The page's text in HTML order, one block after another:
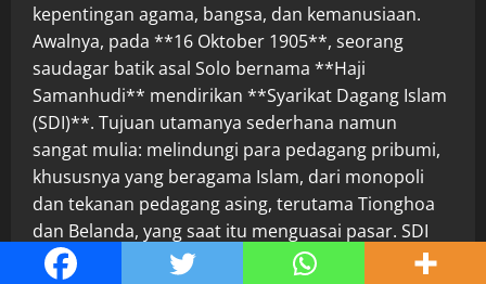
kepentingan agama, bangsa, dan kemanusiaan.
Awalnya, pada **16 Oktober 1905**, seorang
saudagar batik asal Solo bernama **Haji
Samanhudi** mendirikan **Syarikat Dagang Islam
(SDI)**. Tujuan utamanya sederhana namun
sangat mulia: melindungi para pedagang pribumi,
khususnya yang beragama Islam, dari monopoli
dan tekanan pedagang asing, terutama Tionghoa
dan Belanda, yang saat itu menguasai pasar. SDI
berkembang pesat karena membawa semangat